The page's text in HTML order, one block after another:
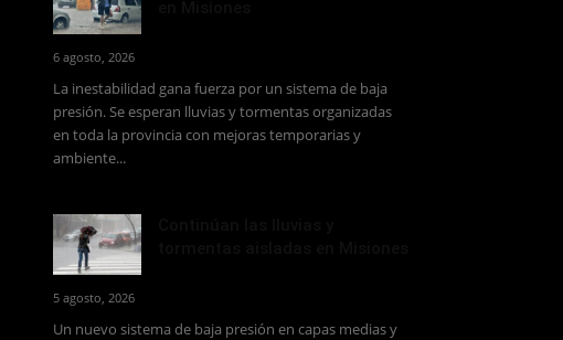
6 agosto, 2026
La inestabilidad gana fuerza por un sistema de baja
presión. Se esperan lluvias y tormentas organizadas
en toda la provincia con mejoras temporarias y
ambiente...
5 agosto, 2026
Un nuevo sistema de baja presión en capas medias y